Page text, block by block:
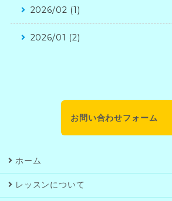
2026/02 (1)
2026/01 (2)
お問い合わせフォーム
ホーム
レッスンについて